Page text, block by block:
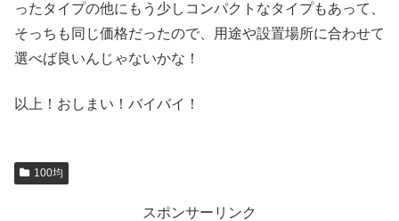
ったタイプの他にもう少しコンパクトなタイプもあって、
そっちも同じ価格だったので、用途や設置場所に合わせて
選べば良いんじゃないかな！
以上！おしまい！バイバイ！
100均
スポンサーリンク